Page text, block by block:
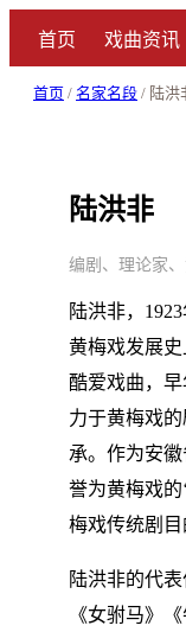
首页 戏曲资讯
首页 / 名家名段 / 陆洪
陆洪非
编剧、理论家
陆洪非，
黄梅戏发展
酷爱戏曲，
力于黄梅戏
承。作为安
誉为黄梅戏的
梅戏传统剧目
陆洪非的代
《女驸马》